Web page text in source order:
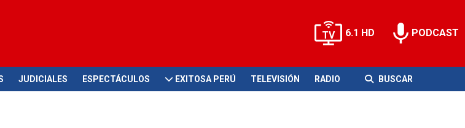
6.1 HD PODCAST
JUDICIALES ESPECTÁCULOS EXITOSA PERÚ TELEVISIÓN RADIO BUSCAR